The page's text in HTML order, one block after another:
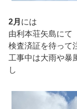
2月 には
由利本荘矢島にて
検査済証を待って
工事中は大雨や暴
し